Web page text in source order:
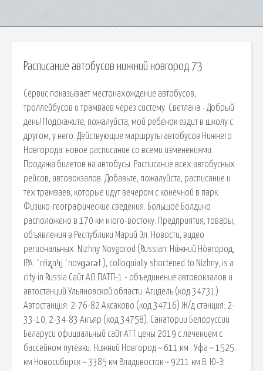
Расписание автобусов нижний новгород 73
Сервис показывает местонахождение автобусов,
троллейбусов и трамваев через систему. Светлана - Добрый
день! Подскажите, пожалуйста, мой ребёнок ездит в школу с
другом, у него. Действующие маршруты автобусов Нижнего
Новгорода: новое расписание со всеми изменениями.
Продажа билетов на автобусы. Расписание всех автобусных
рейсов, автовокзалов. Добавьте, пожалуйста, расписание и
тех трамваев, которые идут вечером с конечной в парк.
Физико-географические сведения. Большое Болдино
расположено в 170 км к юго-востоку. Предприятия, товары,
объявления в Республики Марий Эл. Новости, видео
региональных. Nizhny Novgorod (Russian: Ни́жний Но́вгород,
IPA: ˈnʲiʐnʲɪj ˈnovɡərət ), colloquially shortened to Nizhny, is a
city in Russia Сайт АО ПАТП-1 - объединение автовокзалов и
автостанций Ульяновской области. Агидель (код 34731)
Автостанция: 2-76-82 Аксаково (код 34716) Ж/д станция: 2-
33-10, 2-34-83 Акъяр (код 34758). Санатории Белоруссии
Беларуси официальный сайт АТТ цены 2019 с лечением с
бассейном путёвки. Нижний Новгород ~ 611 км . Уфа ~ 1525
км Новосибирск ~ 3385 км Владивосток ~ 9211 км В; Ю-З: